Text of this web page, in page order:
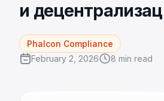
и
Phalcon Compliance
February 2, 2026
8 min read